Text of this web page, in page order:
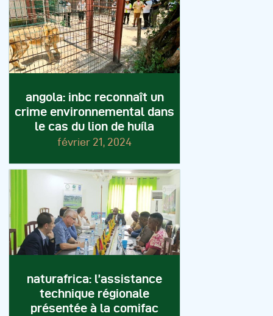
angola: inbc reconnaît un
crime environnemental dans
le cas du lion de huíla
février 21, 2024
naturafrica: l’assistance
technique régionale
présentée à la comifac